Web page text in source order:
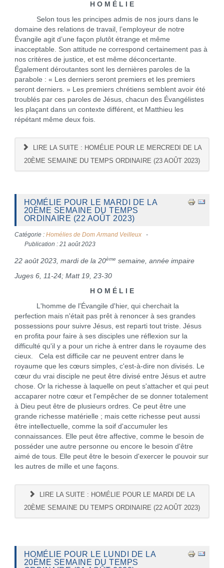
H O M É L I E
Selon tous les principes admis de nos jours dans le
domaine des relations de travail, l’employeur de notre
Évangile agit d’une façon plutôt étrange et même
inacceptable. Son attitude ne correspond certainement pas à
nos critères de justice, et est même déconcertante.
Également déroutantes sont les dernières paroles de la
parabole : « Les derniers seront premiers et les premiers
seront derniers. » Les premiers chrétiens semblent avoir été
troublés par ces paroles de Jésus, chacun des Évangélistes
les plaçant dans un contexte différent, et Matthieu les
répétant même deux fois.
LIRE LA SUITE : HOMÉLIE POUR LE MERCREDI DE LA
20ÈME SEMAINE DU TEMPS ORDINAIRE (23 AOÛT 2023)
HOMÉLIE POUR LE MARDI DE LA
20ÈME SEMAINE DU TEMPS
ORDINAIRE (22 AOÛT 2023)
Catégorie : Homélies de Dom Armand Veilleux
Publication : 21 août 2023
22 août 2023, mardi de la 20ème semaine, année impaire
Juges 6, 11-24; Matt 19, 23-30
H O M É L I E
L'homme de l'Évangile d'hier, qui cherchait la
perfection mais n'était pas prêt à renoncer à ses grandes
possessions pour suivre Jésus, est reparti tout triste. Jésus
en profita pour faire à ses disciples une réflexion sur la
difficulté qu'il y a pour un riche à entrer dans le royaume des
cieux. Cela est difficile car ne peuvent entrer dans le
royaume que les cœurs simples, c'est-à-dire non divisés. Le
cœur du vrai disciple ne peut être divisé entre Jésus et autre
chose. Or la richesse à laquelle on peut s'attacher et qui peut
accaparer notre cœur et l'empêcher de se donner totalement
à Dieu peut être de plusieurs ordres. Ce peut être une
grande richesse matérielle ; mais cette richesse peut aussi
être intellectuelle, comme la soif d'accumuler les
connaissances. Elle peut être affective, comme le besoin de
posséder une autre personne ou encore le besoin d'être
aimé de tous. Elle peut être le besoin d'exercer le pouvoir sur
les autres de mille et une façons.
LIRE LA SUITE : HOMÉLIE POUR LE MARDI DE LA
20ÈME SEMAINE DU TEMPS ORDINAIRE (22 AOÛT 2023)
HOMÉLIE POUR LE LUNDI DE LA
20ÈME SEMAINE DU TEMPS